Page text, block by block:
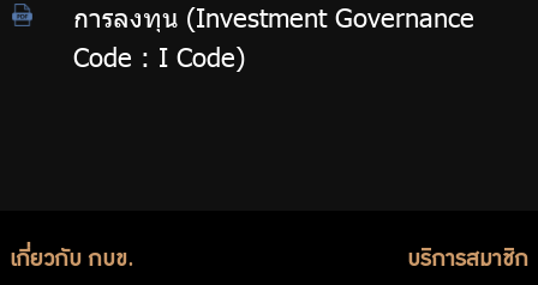
การลงทุน (Investment Governance
Code : I Code)
เกี่ยวกับ กบข. บริการสมาชิก